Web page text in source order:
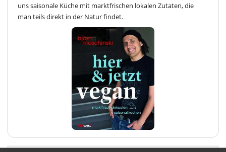
uns saisonale Küche mit marktfrischen lokalen Zutaten, die
man teils direkt in der Natur findet.